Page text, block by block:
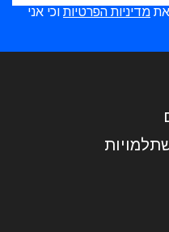
מדיניות הפרטיות וכי אני